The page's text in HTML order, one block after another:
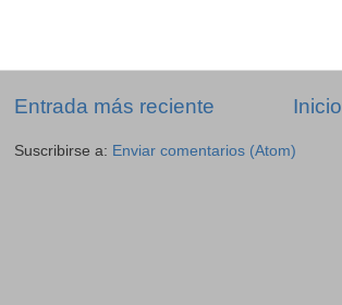
Entrada más reciente Inicio
Suscribirse a: Enviar comentarios (Atom)